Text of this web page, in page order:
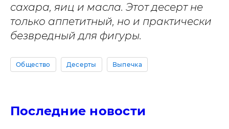
сахара, яиц и масла. Этот десерт не
только аппетитный, но и практически
безвредный для фигуры.
Общество Десерты Выпечка
Последние новости